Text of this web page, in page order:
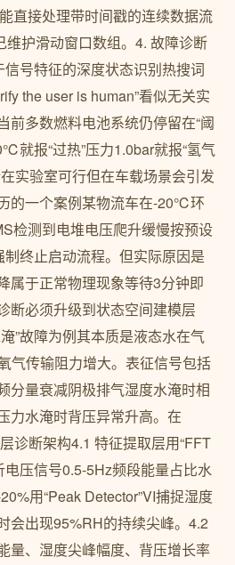
直接处理带时间戳的连续数据流
护滑动窗口数组。4. 故障诊断
号特征的深度状态识别热搜词
the user is human”看似无关实
前多数燃料电池系统仍停留在“阈
报“过热”压力1.0bar就报“氢气
实验室可行但在车载场景会引发
的一个案例某物流车在-20℃环
检测到电堆电压爬升缓慢按预设
制终止启动流程。但实际原因是
属于正常物理现象等待3分钟即
断必须升级到状态空间建模层
”故障为例其本质是液态水在气
气传输阻力增大。表征信号包括
分量衰减阴极排气湿度水淹时相
力水淹时背压异常升高。在
诊断架构4.1 特征提取层用“FFT
电压信号0.5-5Hz频段能量占比水
用“Peak Detector”VI捕捉湿度
会出现95%RH的持续尖峰。4.2
量、湿度尖峰幅度、背压增长率